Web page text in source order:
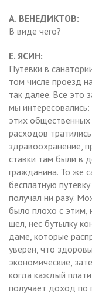
А. ВЕНЕДИКТОВ:
В виде чего?
Е. ЯСИН:
Путевки в
том числе проезд
так далее. Все это
мы
этих
расходов
здравоохранение,
ставки там были в
гражданина. То же
бесплатную
получал ни разу.
было плохо с этим,
шел, нес бутылку
даме, которые
уверен, что
экономические,
когда каждый
получает доход по